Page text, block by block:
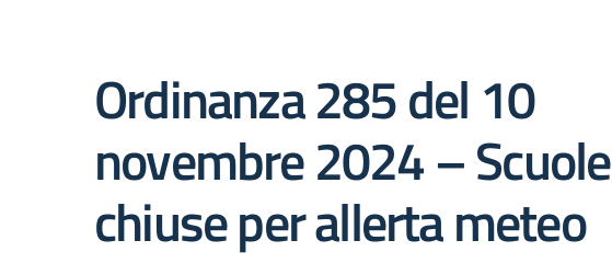
Ordinanza 285 del 10
novembre 2024 – Scuole
chiuse per allerta meteo